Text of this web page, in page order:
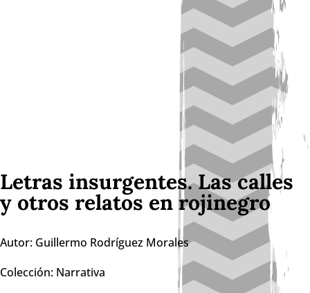
Letras insurgentes. Las calles
y otros relatos en rojinegro
Autor: Guillermo Rodríguez Morales
Colección: Narrativa